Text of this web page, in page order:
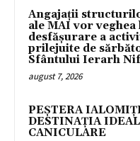
Angajații
ale MAI vor veghea
desfășurare a
prilejuite de
Sfântului Ierarh
august 7, 2026
PEȘTERA
DESTINAȚIA
CANICULARE